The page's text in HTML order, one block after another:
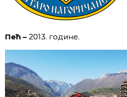
Пећ – 2013. године.